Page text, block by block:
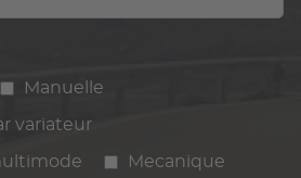
Manuelle
variateur
Mecanique